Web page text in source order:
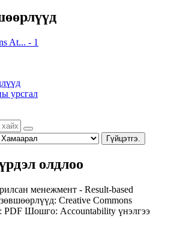
At... - 1
урсгал
Гүйцэтгэ.
олдлоо
менежмент - Result-based
Creative Commons
PDF Шошго: Accountability үнэлгээ